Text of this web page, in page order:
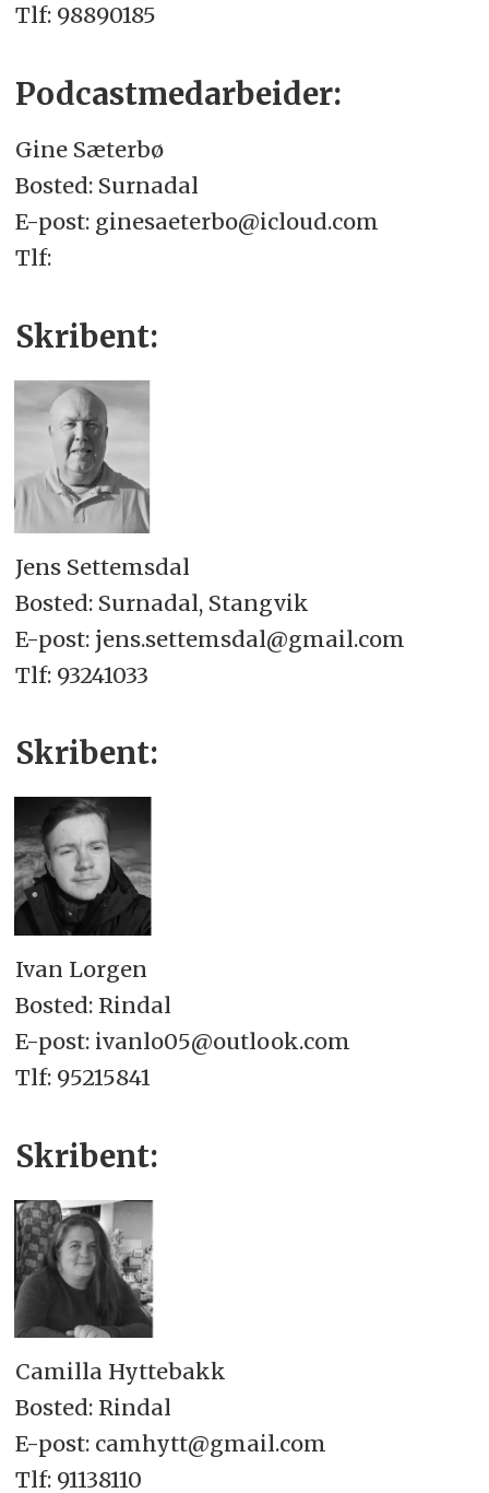
Tlf: 98890185
Podcastmedarbeider:
Gine Sæterbø
Bosted: Surnadal
E-post: ginesaeterbo@icloud.com
Tlf:
Skribent:
Jens Settemsdal
Bosted: Surnadal, Stangvik
E-post: jens.settemsdal@gmail.com
Tlf: 93241033
Skribent:
Ivan Lorgen
Bosted: Rindal
E-post: ivanlo05@outlook.com
Tlf: 95215841
Skribent:
Camilla Hyttebakk
Bosted: Rindal
E-post: camhytt@gmail.com
Tlf: 91138110